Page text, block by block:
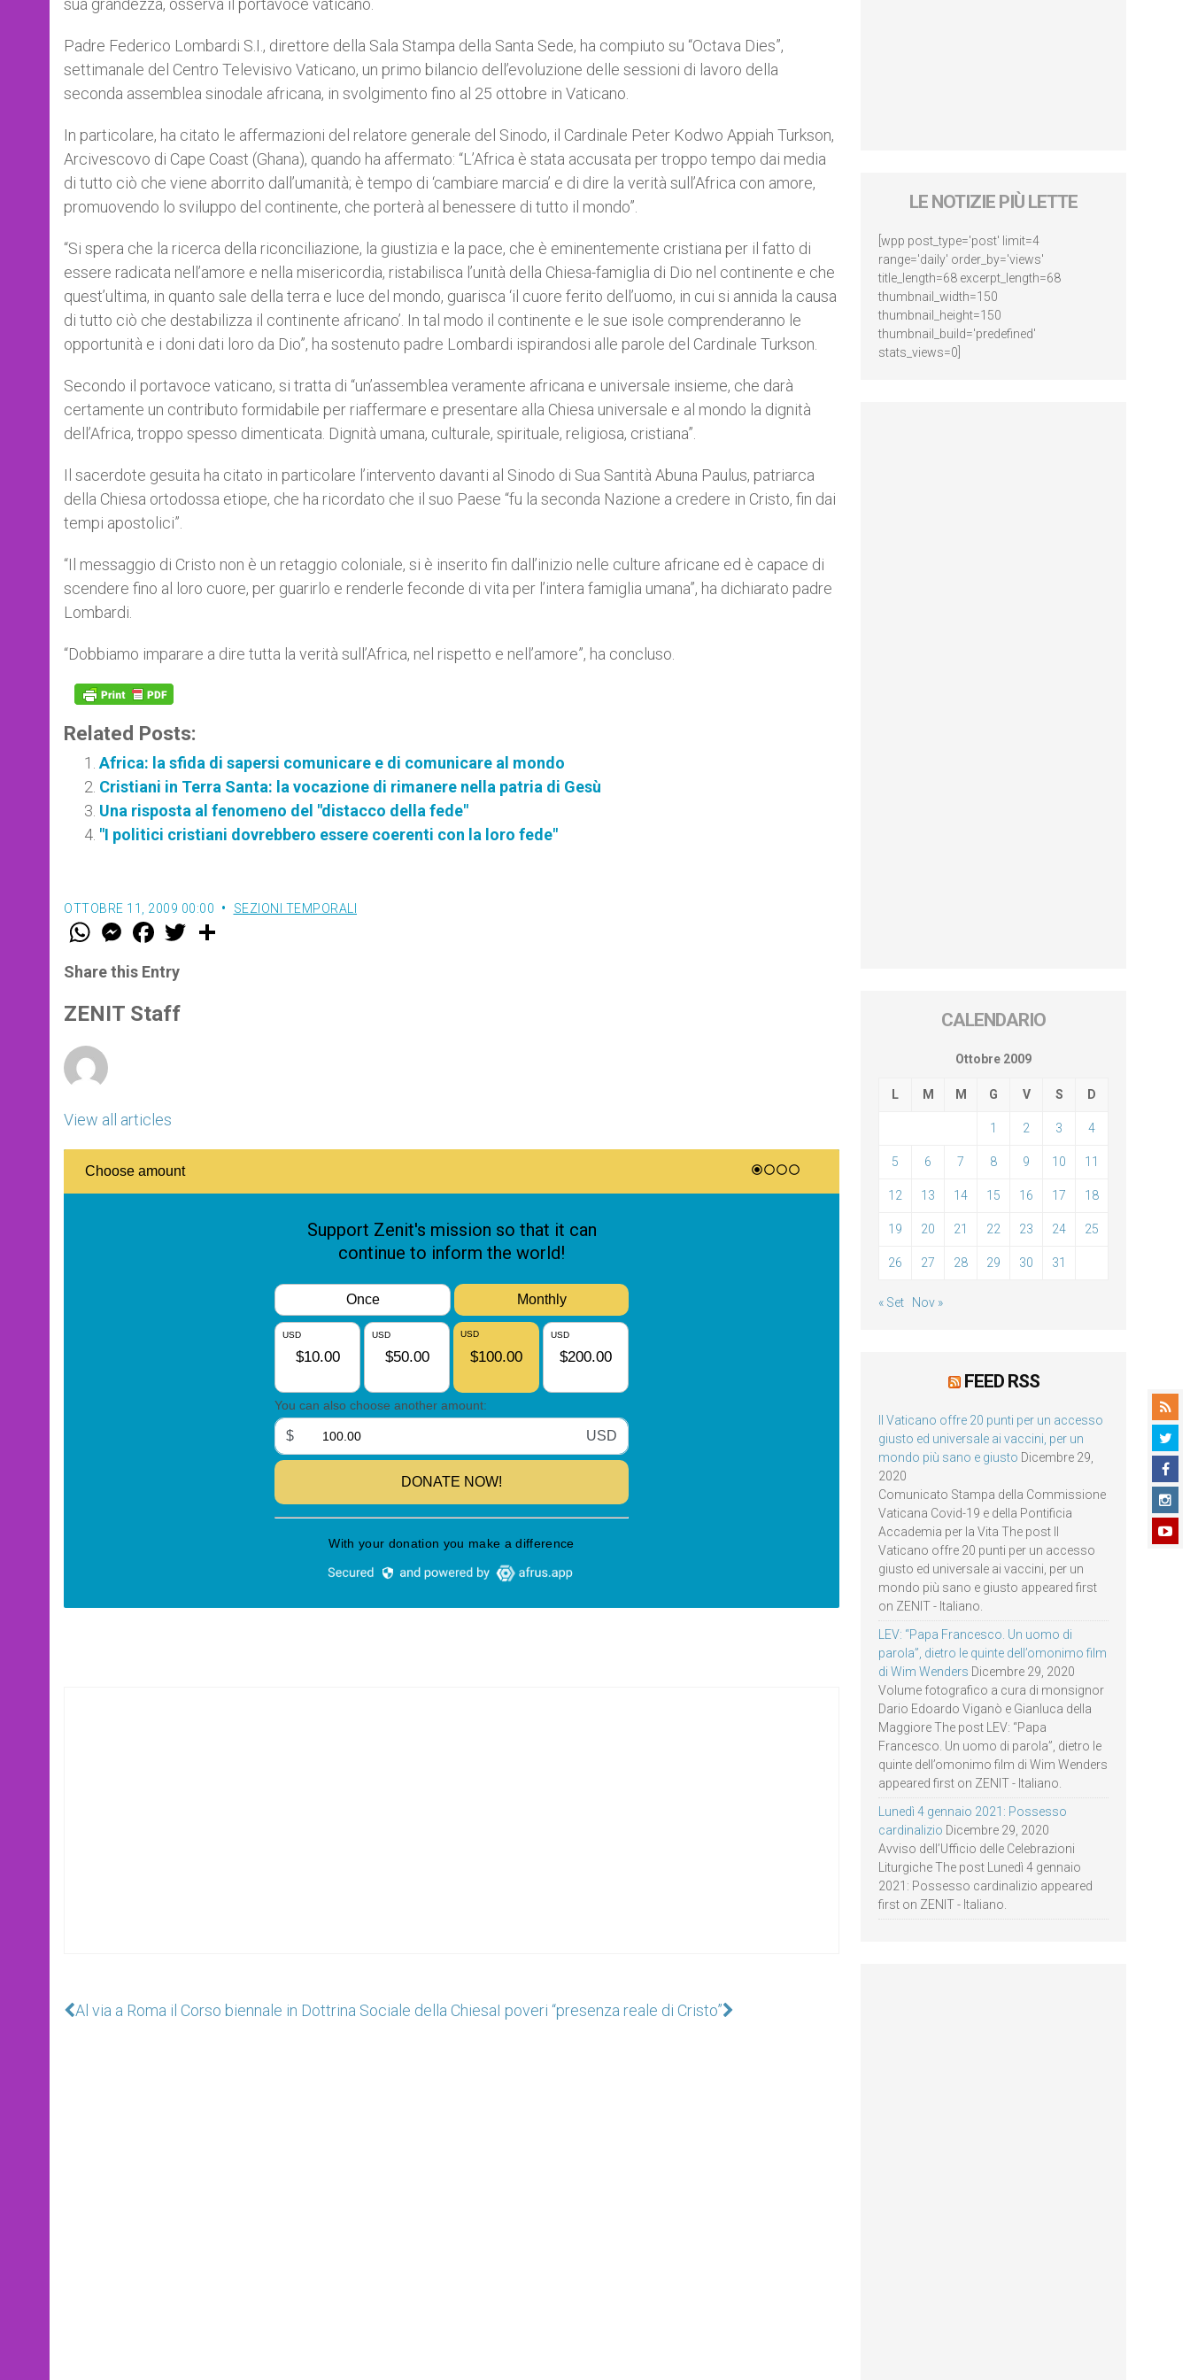
sua grandezza, osserva il portavoce vaticano.
Padre Federico Lombardi S.I., direttore della Sala Stampa della Santa Sede, ha compiuto su “Octava Dies”,
settimanale del Centro Televisivo Vaticano, un primo bilancio dell’evoluzione delle sessioni di lavoro della
seconda assemblea sinodale africana, in svolgimento fino al 25 ottobre in Vaticano.
In particolare, ha citato le affermazioni del relatore generale del Sinodo, il Cardinale Peter Kodwo Appiah Turkson,
Arcivescovo di Cape Coast (Ghana), quando ha affermato: “L’Africa è stata accusata per troppo tempo dai media
di tutto ciò che viene aborrito dall’umanità; è tempo di ‘cambiare marcia’ e di dire la verità sull’Africa con amore,
promuovendo lo sviluppo del continente, che porterà al benessere di tutto il mondo”.
“Si spera che la ricerca della riconciliazione, la giustizia e la pace, che è eminentemente cristiana per il fatto di
essere radicata nell’amore e nella misericordia, ristabilisca l’unità della Chiesa-famiglia di Dio nel continente e che
quest’ultima, in quanto sale della terra e luce del mondo, guarisca ‘il cuore ferito dell’uomo, in cui si annida la causa
di tutto ciò che destabilizza il continente africano’. In tal modo il continente e le sue isole comprenderanno le
opportunità e i doni dati loro da Dio”, ha sostenuto padre Lombardi ispirandosi alle parole del Cardinale Turkson.
Secondo il portavoce vaticano, si tratta di “un’assemblea veramente africana e universale insieme, che darà
certamente un contributo formidabile per riaffermare e presentare alla Chiesa universale e al mondo la dignità
dell’Africa, troppo spesso dimenticata. Dignità umana, culturale, spirituale, religiosa, cristiana”.
Il sacerdote gesuita ha citato in particolare l’intervento davanti al Sinodo di Sua Santità Abuna Paulus, patriarca
della Chiesa ortodossa etiope, che ha ricordato che il suo Paese “fu la seconda Nazione a credere in Cristo, fin dai
tempi apostolici”.
“Il messaggio di Cristo non è un retaggio coloniale, si è inserito fin dall’inizio nelle culture africane ed è capace di
scendere fino al loro cuore, per guarirlo e renderle feconde di vita per l’intera famiglia umana”, ha dichiarato padre
Lombardi.
“Dobbiamo imparare a dire tutta la verità sull’Africa, nel rispetto e nell’amore”, ha concluso.
Related Posts:
Africa: la sfida di sapersi comunicare e di comunicare al mondo
Cristiani in Terra Santa: la vocazione di rimanere nella patria di Gesù
Una risposta al fenomeno del "distacco della fede"
"I politici cristiani dovrebbero essere coerenti con la loro fede"
OTTOBRE 11, 2009 00:00 SEZIONI TEMPORALI
W
t
s
p
p
M
e
s
e
g
e
F
a
e
b
o
k
w
Share this Entry
ZENIT Staff
View all articles
Al via a Roma il Corso biennale in Dottrina Sociale della ChiesaI poveri “presenza reale di Cristo”
LE NOTIZIE PIÙ LETTE
[wpp post_type='post' limit=4
range='daily' order_by='views'
title_length=68 excerpt_length=68
thumbnail_width=150
thumbnail_height=150
thumbnail_build='predefined'
stats_views=0]
CALENDARIO
Ottobre 2009
L M M G V S D
1 2 3 4
5 6 7 8 9 10 11
12 13 14 15 16 17 18
19 20 21 22 23 24 25
26 27 28 29 30 31
« Set Nov »
FEED RSS
Il Vaticano offre 20 punti per un accesso
giusto ed universale ai vaccini, per un
mondo più sano e giusto Dicembre 29,
2020
Comunicato Stampa della Commissione
Vaticana Covid-19 e della Pontificia
Accademia per la Vita The post Il
Vaticano offre 20 punti per un accesso
giusto ed universale ai vaccini, per un
mondo più sano e giusto appeared first
on ZENIT - Italiano.
LEV: “Papa Francesco. Un uomo di
parola”, dietro le quinte dell’omonimo film
di Wim Wenders Dicembre 29, 2020
Volume fotografico a cura di monsignor
Dario Edoardo Viganò e Gianluca della
Maggiore The post LEV: “Papa
Francesco. Un uomo di parola”, dietro le
quinte dell’omonimo film di Wim Wenders
appeared first on ZENIT - Italiano.
Lunedì 4 gennaio 2021: Possesso
cardinalizio Dicembre 29, 2020
Avviso dell’Ufficio delle Celebrazioni
Liturgiche The post Lunedì 4 gennaio
2021: Possesso cardinalizio appeared
first on ZENIT - Italiano.